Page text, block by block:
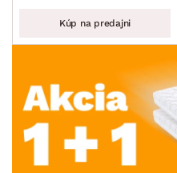
Kúp na predajni